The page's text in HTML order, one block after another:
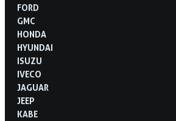
FORD
GMC
HONDA
HYUNDAI
ISUZU
IVECO
JAGUAR
JEEP
KABE